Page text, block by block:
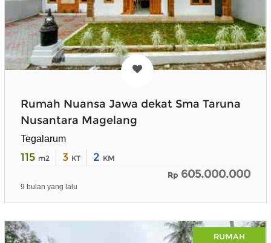
Rumah Nuansa Jawa dekat Sma Taruna
Nusantara Magelang
Tegalarum
115 m2 3 KT 2 KM
Rp 605.000.000
9 bulan yang lalu
RUMAH